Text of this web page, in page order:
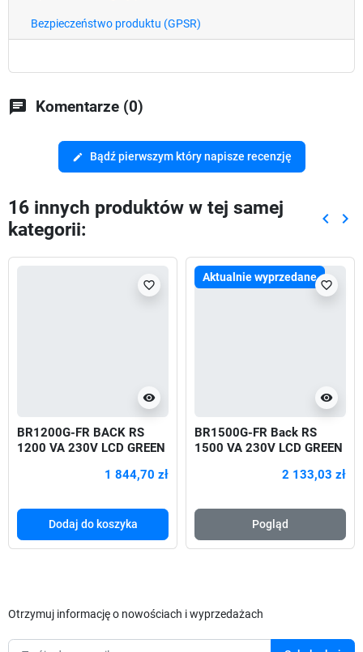
Bezpieczeństwo produktu (GPSR)
chat Komentarze (0)
edit Bądź pierwszym który napisze recenzję
16 innych produktów w tej samej
kategorii:
keyboard_arrow_left keyboard_arrow_right
visibility
favorite_border
BR1200G-FR BACK RS
1200 VA 230V LCD GREEN
1 844,70 zł
Dodaj do koszyka
Aktualnie wyprzedane
visibility
favorite_border
BR1500G-FR Back RS
1500 VA 230V LCD GREEN
2 133,03 zł
Pogląd
Otrzymuj informację o nowościach i wyprzedażach